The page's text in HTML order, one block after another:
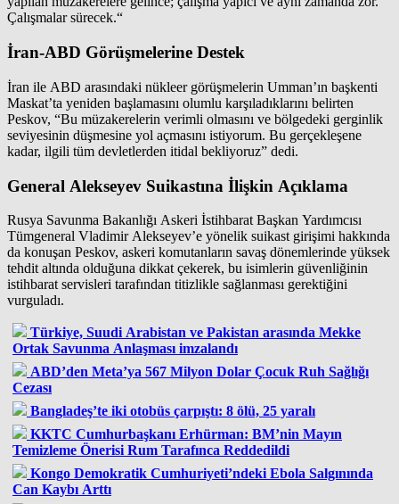
Çalışmalar sürecek.“
İran-ABD Görüşmelerine Destek
İran ile ABD arasındaki nükleer görüşmelerin Umman’ın başkenti
Maskat’ta yeniden başlamasını olumlu karşıladıklarını belirten
Peskov, “Bu müzakerelerin verimli olmasını ve bölgedeki gerginlik
seviyesinin düşmesine yol açmasını istiyorum. Bu gerçekleşene
kadar, ilgili tüm devletlerden itidal bekliyoruz” dedi.
General Alekseyev Suikastına İlişkin Açıklama
Rusya Savunma Bakanlığı Askeri İstihbarat Başkan Yardımcısı
Tümgeneral Vladimir Alekseyev’e yönelik suikast girişimi hakkında
da konuşan Peskov, askeri komutanların savaş dönemlerinde yüksek
tehdit altında olduğuna dikkat çekerek, bu isimlerin güvenliğinin
istihbarat servisleri tarafından titizlikle sağlanması gerektiğini
vurguladı.
Türkiye, Suudi Arabistan ve Pakistan arasında Mekke
Ortak Savunma Anlaşması imzalandı
ABD’den Meta’ya 567 Milyon Dolar Çocuk Ruh Sağlığı
Cezası
Bangladeş’te iki otobüs çarpıştı: 8 ölü, 25 yaralı
KKTC Cumhurbaşkanı Erhürman: BM’nin Mayın
Temizleme Önerisi Rum Tarafınca Reddedildi
Kongo Demokratik Cumhuriyeti’ndeki Ebola Salgınında
Can Kaybı Arttı